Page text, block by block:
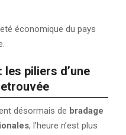
économique du pays
piliers d’une
désormais de bradage
, l’heure n’est plus